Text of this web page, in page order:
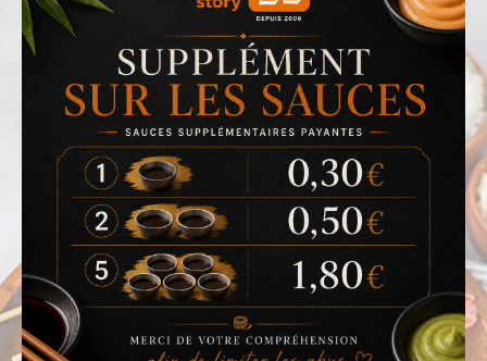
ACCUEIL
LA CARTE
VOTRE COMPTE
NOTRE RESTAURANT
VOS AVIS
MENTIONS LÉGALES